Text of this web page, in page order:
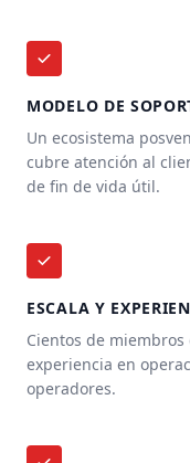
MODELO DE
Un ecosistema
cubre atención al
de fin de vida útil.
ESCALA Y
Cientos de
experiencia en
operadores.